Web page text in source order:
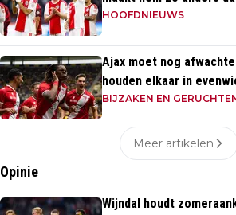
voetballer?
HOOFDNIEUWS
Ajax moet nog
houden elkaar in
BIJZAKEN EN
Meer artikelen
Opinie
Wijndal houdt